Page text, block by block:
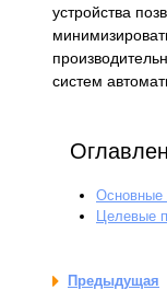
устройства
систем
Основные
Целевые
Предыдущая